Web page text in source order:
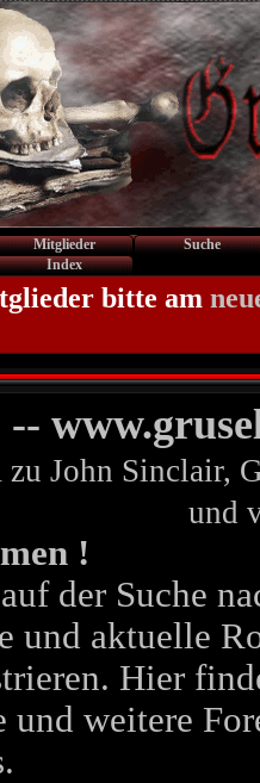
Mitglieder
Suche
Index
bitte am
--
zu John Sinclair,
und
!
der Suche
und aktuelle
Hier
und weitere